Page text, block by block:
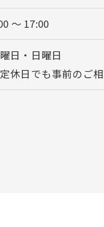
～ 17:00
日・日曜日
休日でも事前のご